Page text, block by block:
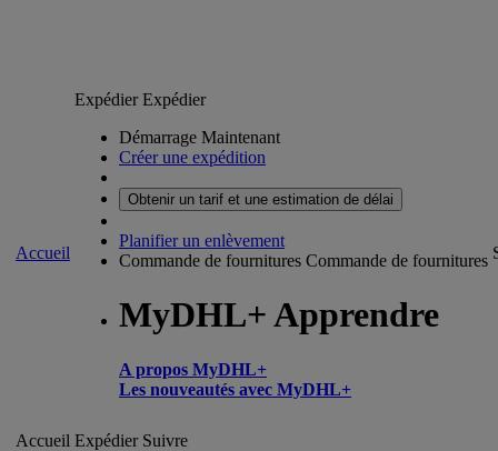
Accueil
ExpédierExpédier
Démarrage Maintenant
Créer une expédition
Obtenir un tarif et une estimation de délai
Planifier un enlèvement
Commande de fournitures Commande de fournitures
MyDHL+ Apprendre
A propos MyDHL+
Les nouveautés avec MyDHL+
Accueil Expédier Suivre